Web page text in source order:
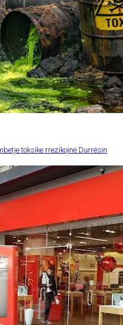
toksike rrezikojnë Durrësin